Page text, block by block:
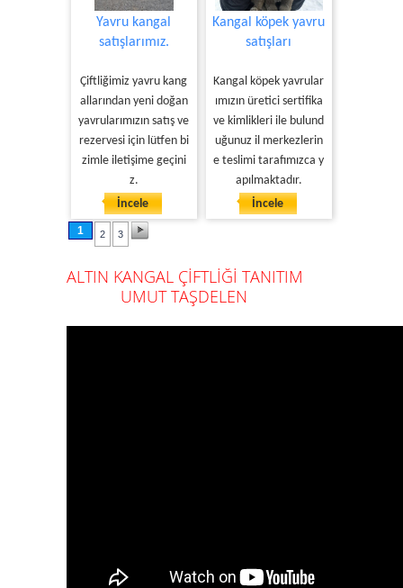
Yavru kangal
satışlarımız.
Çiftliğimiz yavru kang
allarından yeni doğan
yavrularımızın satış ve
rezervesi için lütfen bi
zimle iletişime geçini
z.
İncele
Kangal köpek yavru
satışları
Kangal köpek yavrular
ımızın üretici sertifika
ve kimlikleri ile bulund
uğunuz il merkezlerin
e teslimi tarafımızca y
apılmaktadır.
İncele
1 2 3
ALTIN KANGAL ÇİFTLİĞİ TANITIM
UMUT TAŞDELEN